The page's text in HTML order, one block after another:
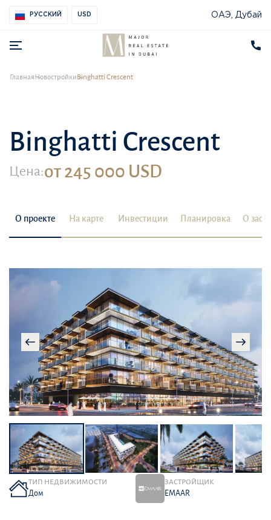
РУССКИЙ USD ОАЭ, Дубай
ГлавнаяНовостройкиBinghatti Crescent
Binghatti Crescent
Цена:от 245 000 USD
О проекте На карте Инвестиции Планировка О
ТИП НЕДВИЖИМОСТИ
Дом
ЗАСТРОЙЩИК
EMAAR